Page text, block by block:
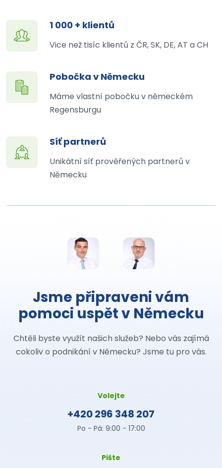
1 000 + klientů
Vice než tisíc klientů z ČR, SK, DE, AT a CH
Pobočka v Německu
Máme vlastní pobočku v německém
Regensburgu
Síť partnerů
Unikátní síť prověřených partnerů v
Německu
Jsme připraveni vám
pomoci uspět v Německu
Chtěli byste využít našich služeb? Nebo vás zajímá
cokoliv o podnikání v Německu? Jsme tu pro vás.
Volejte
+420 296 348 207
Po - Pá: 9:00 - 17:00
Pište